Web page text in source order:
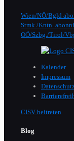
Wien/NÖ/Bgld
Stmk./Kntn.
OÖ/Szbg./Tirol/
Kalender
Impressum
CISV beitreten
Blog